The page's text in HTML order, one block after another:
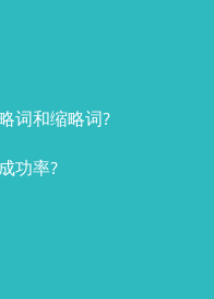
词和缩略词?
功率?